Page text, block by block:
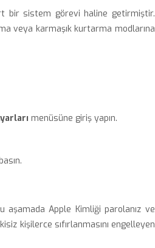
bir sistem görevi haline getirmiştir.
veya karmaşık kurtarma modlarına
menüsüne giriş yapın.
Apple Kimliği parolanız ve
kişilerce sıfırlanmasını engelleyen